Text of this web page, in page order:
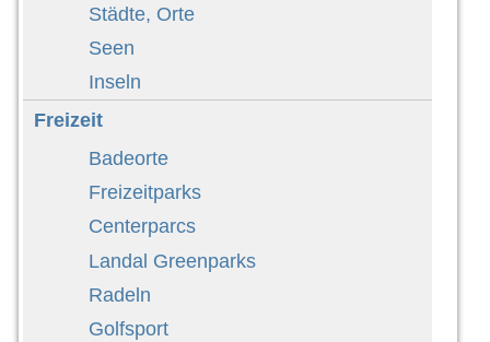
Städte, Orte
Seen
Inseln
Freizeit
Badeorte
Freizeitparks
Centerparcs
Landal Greenparks
Radeln
Golfsport